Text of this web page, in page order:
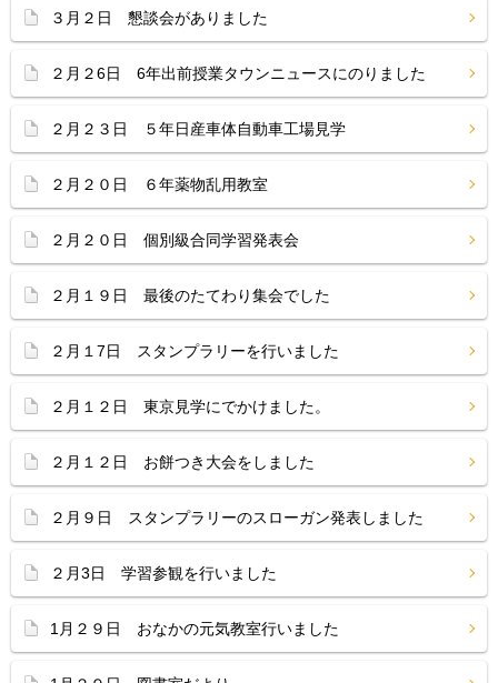
３月２日 懇談会がありました
２月２6日 6年出前授業タウンニュースにのりました
２月２３日 ５年日産車体自動車工場見学
２月２０日 ６年薬物乱用教室
２月２０日 個別級合同学習発表会
２月１９日 最後のたてわり集会でした
２月１7日 スタンプラリーを行いました
２月１２日 東京見学にでかけました。
２月１２日 お餅つき大会をしました
２月９日 スタンプラリーのスローガン発表しました
２月3日 学習参観を行いました
1月２９日 おなかの元気教室行いました